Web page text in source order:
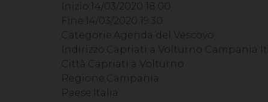
Inizio: 14/03/2020 18:00
Fine: 14/03/2020 19:30
Categorie: Agenda del Vescovo
Indirizzo: Capriati a Volturno Campania
Città: Capriati a Volturno
Regione: Campania
Paese: Italia